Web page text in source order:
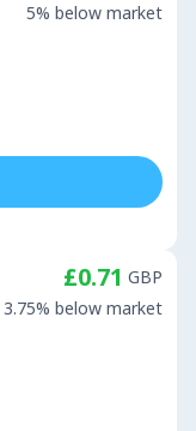
5% below market
£0.71 GBP
3.75% below market